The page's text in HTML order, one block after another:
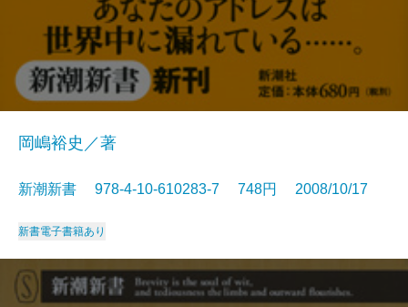
岡嶋裕史／著
新潮新書 978-4-10-610283-7 748円 2008/10/17
新書電子書籍あり